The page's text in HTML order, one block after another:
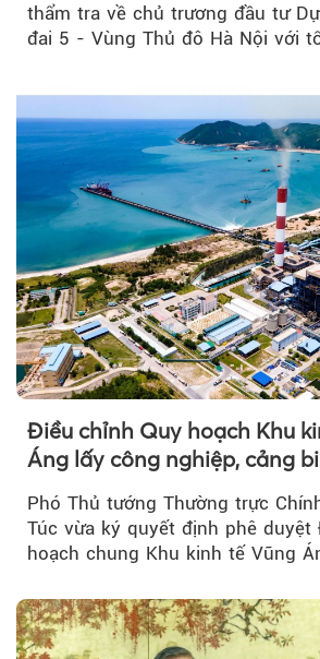
thẩm tra về chủ trương đầu tư
đai 5 - Vùng Thủ đô Hà Nội với
Điều chỉnh Quy hoạch Khu
Áng lấy công nghiệp, cảng
Phó Thủ tướng Thường trực
Túc vừa ký quyết định phê duyệt
hoạch chung Khu kinh tế Vũng